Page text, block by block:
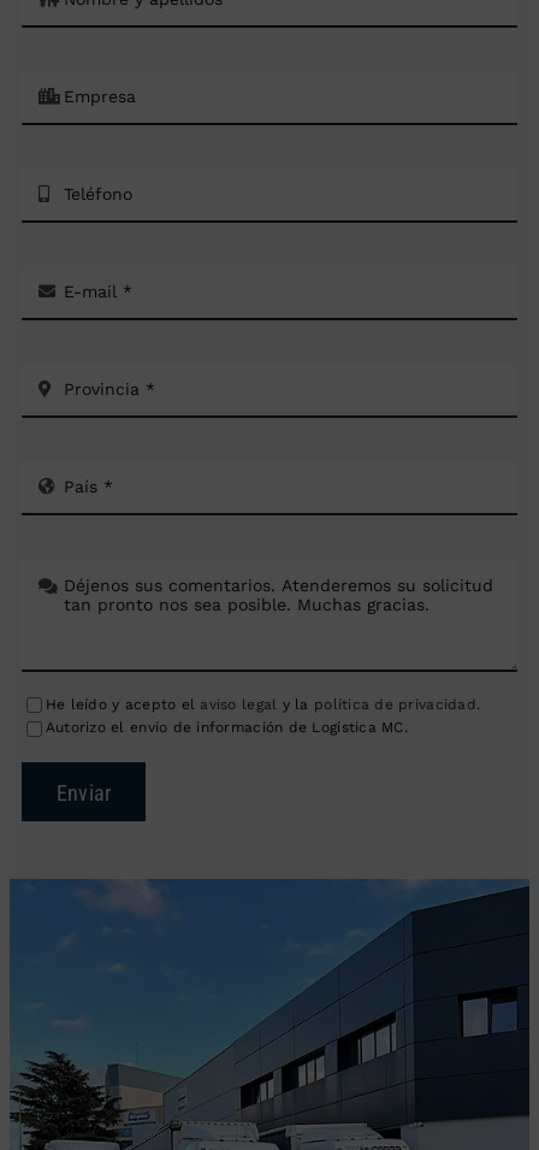
He leído y acepto el aviso legal y la política de privacidad.
Autorizo el envío de información de Logística MC.
Enviar